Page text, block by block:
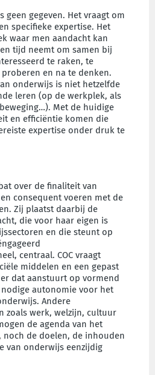
geen gegeven. Het vraagt om
specifieke expertise. Het
waar men aandacht kan
tijd neemt om samen bij
te raken, te
en na te denken.
onderwijs is niet hetzelfde
leren (op de werkplek, als
Met de huidige
en efficiëntie komen die
expertise onder druk te
over de finaliteit van
consequent voeren met de
Zij plaatst daarbij de
die voor haar eigen is
en die steunt op
centraal. COC vraagt
middelen en een gepast
dat aanstuurt op vormend
autonomie voor het
Andere
zoals werk, welzijn, cultuur
de agenda van het
de doelen, de inhouden
van onderwijs eenzijdig